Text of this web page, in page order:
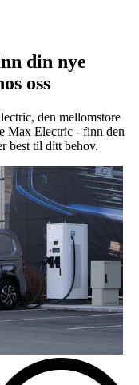
din nye
oss
den mellomstore
Max Electric - finn den
best til ditt behov.